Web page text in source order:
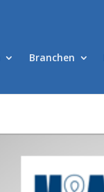
Branchen